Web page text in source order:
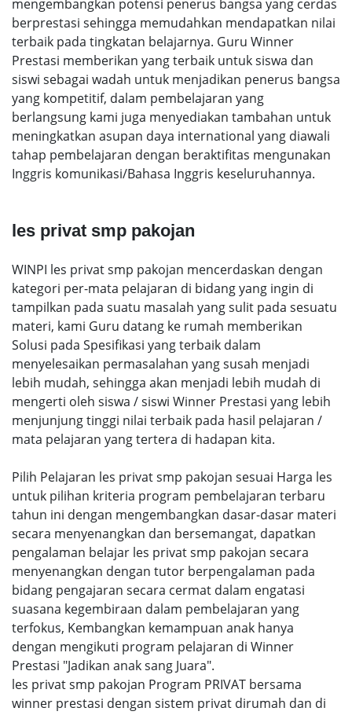
mengembangkan potensi penerus bangsa yang cerdas
berprestasi sehingga memudahkan mendapatkan nilai
terbaik pada tingkatan belajarnya. Guru Winner
Prestasi memberikan yang terbaik untuk siswa dan
siswi sebagai wadah untuk menjadikan penerus bangsa
yang kompetitif, dalam pembelajaran yang
berlangsung kami juga menyediakan tambahan untuk
meningkatkan asupan daya international yang diawali
tahap pembelajaran dengan beraktifitas mengunakan
Inggris komunikasi/Bahasa Inggris keseluruhannya.
les privat smp pakojan
WINPI les privat smp pakojan mencerdaskan dengan
kategori per-mata pelajaran di bidang yang ingin di
tampilkan pada suatu masalah yang sulit pada sesuatu
materi, kami Guru datang ke rumah memberikan
Solusi pada Spesifikasi yang terbaik dalam
menyelesaikan permasalahan yang susah menjadi
lebih mudah, sehingga akan menjadi lebih mudah di
mengerti oleh siswa / siswi Winner Prestasi yang lebih
menjunjung tinggi nilai terbaik pada hasil pelajaran /
mata pelajaran yang tertera di hadapan kita.
Pilih Pelajaran les privat smp pakojan sesuai Harga les
untuk pilihan kriteria program pembelajaran terbaru
tahun ini dengan mengembangkan dasar-dasar materi
secara menyenangkan dan bersemangat, dapatkan
pengalaman belajar les privat smp pakojan secara
menyenangkan dengan tutor berpengalaman pada
bidang pengajaran secara cermat dalam engatasi
suasana kegembiraan dalam pembelajaran yang
terfokus, Kembangkan kemampuan anak hanya
dengan mengikuti program pelajaran di Winner
Prestasi "Jadikan anak sang Juara".
les privat smp pakojan Program PRIVAT bersama
winner prestasi dengan sistem privat dirumah dan di